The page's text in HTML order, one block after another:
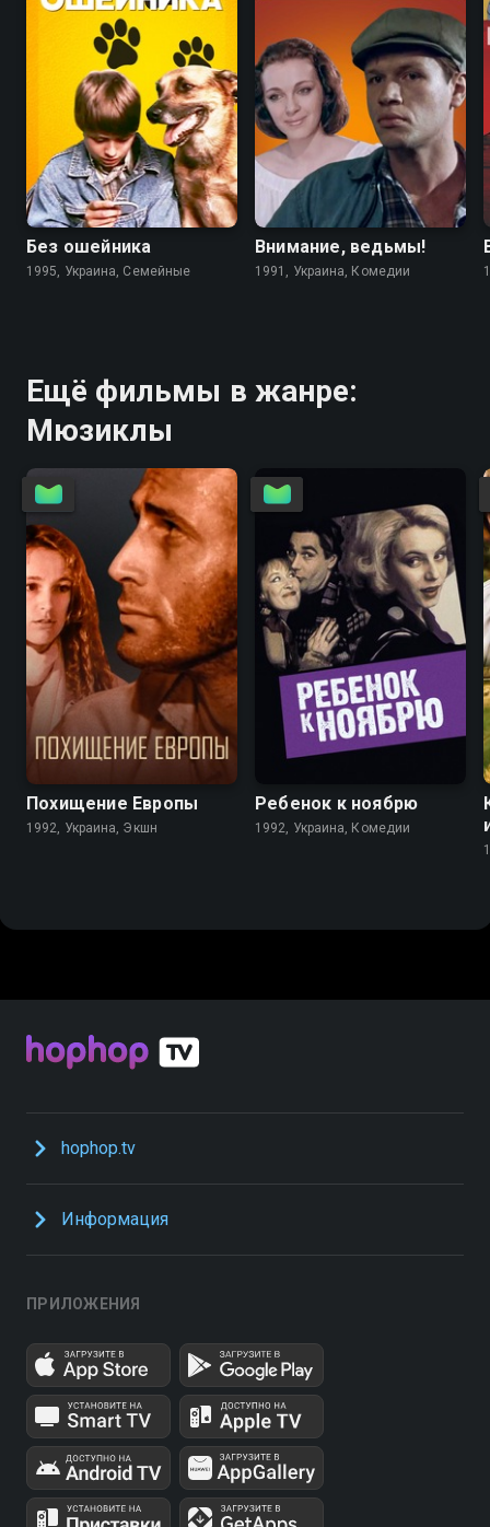
6.7 4.6
Без ошейника
1995, Украина, Семейные
5.6
Внимание, ведьмы!
1991, Украина, Комедии
Ещё фильмы в жанре:
Мюзиклы
5.0
Похищение Европы
1992, Украина, Экшн
6.7 5.8
Ребенок к ноябрю
1992, Украина, Комедии
hophop.tv
Информация
ПРИЛОЖЕНИЯ